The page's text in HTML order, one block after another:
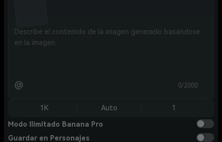
@ 0/2000
1K Auto 1
Modo Ilimitado Banana Pro
Guardar en Personajes